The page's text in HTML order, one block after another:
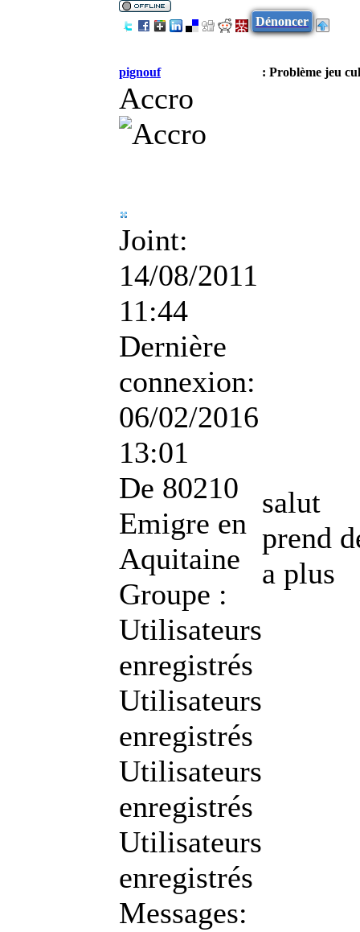
Dénoncer
pignouf : Problème jeu
Accro
Joint:
14/08/2011
11:44
Dernière
connexion:
06/02/2016
13:01
De 80210
Emigre en
Aquitaine
Groupe :
Utilisateurs
enregistrés
Utilisateurs
enregistrés
Utilisateurs
enregistrés
Utilisateurs
enregistrés
Messages:
salut
prend
a plus